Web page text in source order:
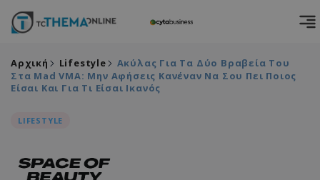
Αρχική Lifestyle
Ακύλας Για Τα Δύο Βραβεία Του
Στα Mad VMA: Μην Αφήσεις Κανέναν Να Σου Πει Ποιος
Είσαι Και Για Τι Είσαι Ικανός
LIFESTYLE